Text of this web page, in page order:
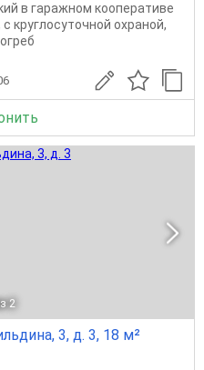
в гаражном кооперативе
круглосуточной охраной,
2
3, д. 3, 18 м²